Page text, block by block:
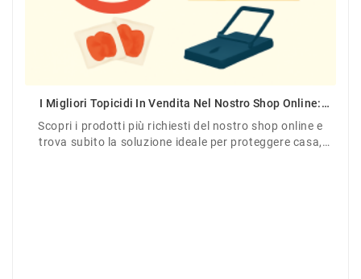
I Migliori Topicidi In Vendita Nel Nostro Shop Online:
Scopri i prodotti più richiesti del nostro shop online e
trova subito la soluzione ideale per proteggere casa,